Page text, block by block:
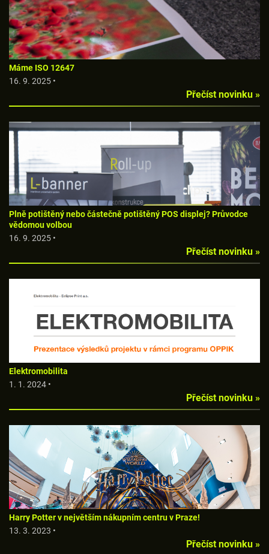
Máme ISO 12647
16. 9. 2025 •
Přečíst novinku »
Plně potištěný nebo částečně potištěný POS displej? Průvodce
vědomou volbou
16. 9. 2025 •
Přečíst novinku »
Elektromobilita
1. 1. 2024 •
Přečíst novinku »
Harry Potter v největším nákupním centru v Praze!
13. 3. 2023 •
Přečíst novinku »